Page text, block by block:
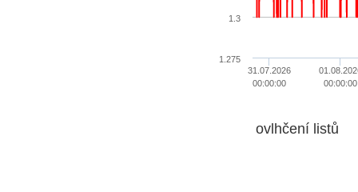
31.07.2026
00:00:00
00:00:00
1.275
1.3
ovlhčení listů